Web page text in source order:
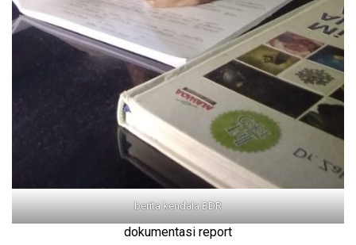
berita kendala BDR
dokumentasi report